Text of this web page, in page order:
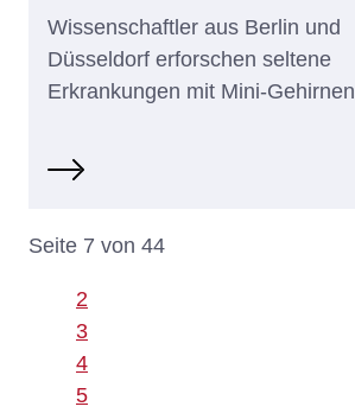
Wissenschaftler aus Berlin und
Düsseldorf erforschen seltene
Erkrankungen mit Mini-Gehirnen
Seite 7 von 44
2
3
4
5